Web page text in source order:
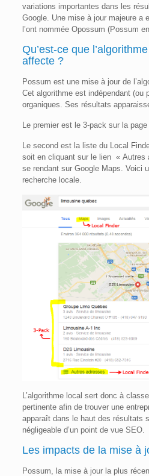
variations importantes dans les
Google. Une mise à jour majeure a
l’ont nommée Opossum (Possum
Qu’est-ce que
affecte ?
Possum est une mise à jour de
Cet algorithme est indépendant (ou
organiques. Ses résultats
Le premier est le 3-pack sur la page
Le second est la liste du Local
soit en cliquant sur le lien « Autres
se rendant sur Google Maps. Voici
recherche locale.
L’algorithme local sert donc à
pertinente afin de trouver une
apparaît dans le haut des résultats
négligeable d’un point de vue SEO.
Les impacts de la mise à
Possum, la mise à jour la plus